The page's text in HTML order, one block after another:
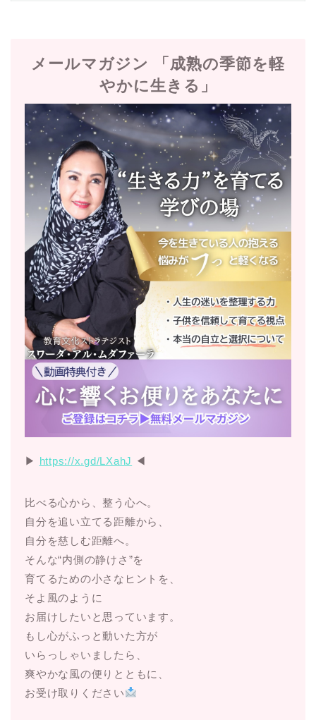
メールマガジン 「成熟の季節を軽
やかに生きる」
▶︎ https://x.gd/LXahJ ◀︎
比べる心から、整う心へ。
自分を追い立てる距離から、
自分を慈しむ距離へ。
そんな“内側の静けさ”を
育てるための小さなヒントを、
そよ風のように
お届けしたいと思っています。
もし心がふっと動いた方が
いらっしゃいましたら、
爽やかな風の便りとともに、
お受け取りください